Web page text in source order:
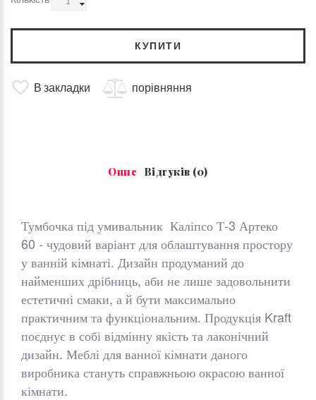
КУПИТИ
В закладки порівняння
Опис Відгуків (0)
Тумбочка під умивальник Каліпсо Т-3 Артеко
60 - чудовий варіант для облаштування простору
у ванній кімнаті. Дизайн продуманий до
найменших дрібниць, аби не лише задовольнити
естетичні смаки, а й бути максимально
практичним та функціональним. Продукція Kraft
поєднує в собі відмінну якість та лаконічний
дизайн. Меблі для ванної кімнати даного
виробника стануть справжньою окрасою ванної
кімнати.